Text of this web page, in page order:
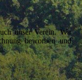
unser Verein. Wir
beworben und